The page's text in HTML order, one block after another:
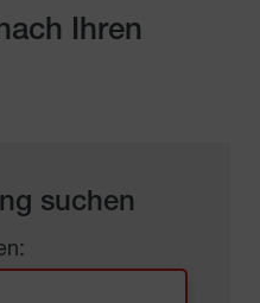
Ihren
suchen